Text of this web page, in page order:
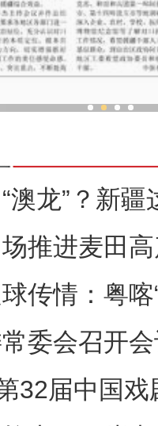
澳龙”？新
推进麦田
传情：粤
委会召开
32届中国